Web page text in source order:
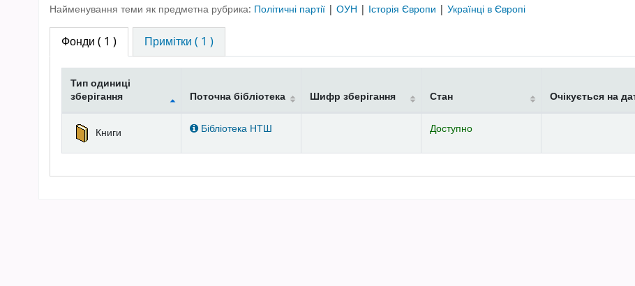
Найменування теми як предметна рубрика: Політичні партії | ОУН | Історія Європи | Українці в Європі
Фонди ( 1 ) Примітки ( 1 )
Фонди
Тип одиниці
зберігання
Поточна бібліотека Шифр зберігання Стан Очікується на
Книги Бібліотека НТШ Доступно